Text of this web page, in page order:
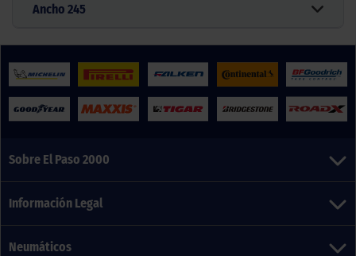
Ancho 245
Sobre El Paso 2000
Información Legal
Neumáticos